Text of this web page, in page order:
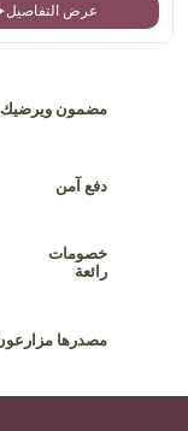
عرض التفاصيل
مضمون ويرضيك 100 %
دفع آمن
خصومات
رائعة
مصدرها